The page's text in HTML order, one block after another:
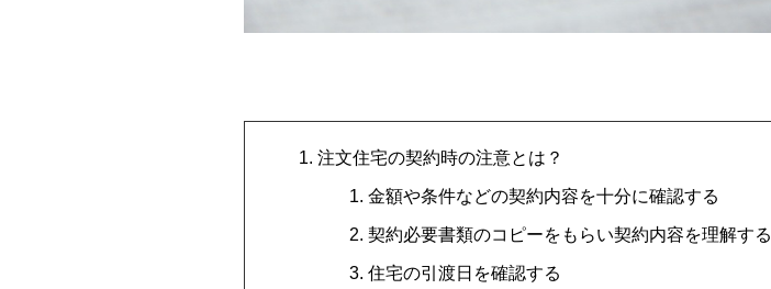
注文住宅の契約時の注意とは？
金額や条件などの契約内容を十分に確認する
契約必要書類のコピーをもらい契約内容を理解する
住宅の引渡日を確認する